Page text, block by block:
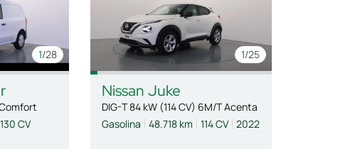
1/28
130 CV
1/25
Nissan Juke
DIG-T 84 kW (114 CV) 6M/T Acenta
Gasolina
48.718 km 114 CV 2022